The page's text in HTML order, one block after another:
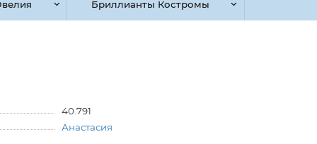
Бриллианты Костромы
40.791
Анастасия